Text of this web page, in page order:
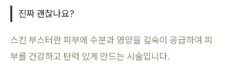
진짜 괜찮나요?
스킨 부스터란 피부에 수분과 영양을 깊숙이 공급하여 피
부를 건강하고 탄력 있게 만드는 시술입니다.